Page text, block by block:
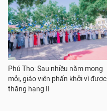
Phú Thọ: Sau nhiều năm mong
mỏi, giáo viên phấn khởi vì được
thăng hạng II